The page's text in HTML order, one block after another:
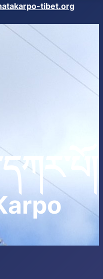
tibet.org